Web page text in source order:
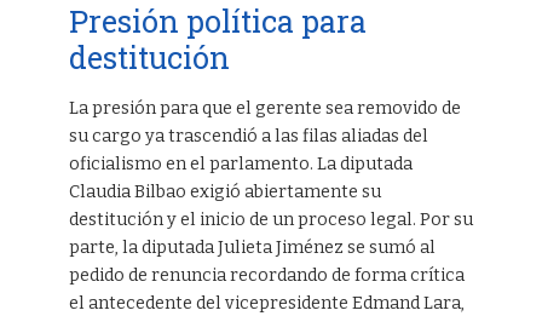
Presión política para
destitución
La presión para que el gerente sea removido de
su cargo ya trascendió a las filas aliadas del
oficialismo en el parlamento. La diputada
Claudia Bilbao exigió abiertamente su
destitución y el inicio de un proceso legal. Por su
parte, la diputada Julieta Jiménez se sumó al
pedido de renuncia recordando de forma crítica
el antecedente del vicepresidente Edmand Lara,